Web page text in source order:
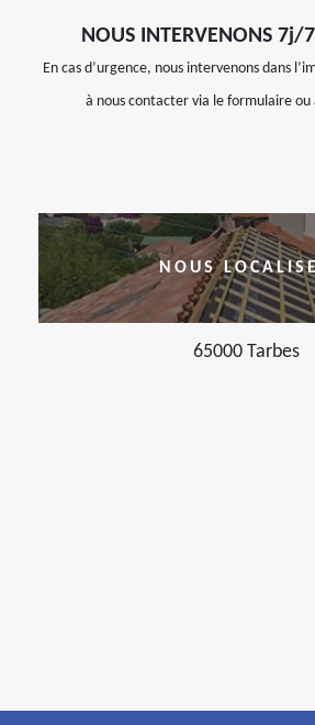
NOUS INTERVENONS
En cas d’urgence, nous intervenons dans
à nous contacter via le formulaire ou
NOUS
65000 Tarbes